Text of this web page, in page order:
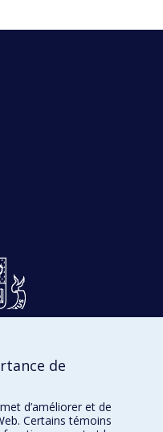
de
d’améliorer et de
Certains témoins